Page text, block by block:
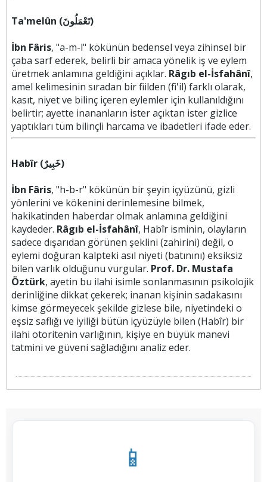
Ta'melûn (تَعْمَلُونَ)
İbn Fâris, "a-m-l" kökünün bedensel veya zihinsel bir
çaba sarf ederek, belirli bir amaca yönelik iş ve eylem
üretmek anlamına geldiğini açıklar. Râgıb el-İsfahânî,
amel kelimesinin sıradan bir fiilden (fi'il) farklı olarak,
kasıt, niyet ve bilinç içeren eylemler için kullanıldığını
belirtir; ayette inananların ister açıktan ister gizlice
yaptıkları tüm bilinçli harcama ve ibadetleri ifade eder.
Habîr (خَبِيرٌ)
İbn Fâris, "h-b-r" kökünün bir şeyin içyüzünü, gizli
yönlerini ve kökenini derinlemesine bilmek,
hakikatinden haberdar olmak anlamına geldiğini
kaydeder. Râgıb el-İsfahânî, Habîr isminin, olayların
sadece dışarıdan görünen şeklini (zahirini) değil, o
eylemi doğuran kalpteki asıl niyeti (batınını) eksiksiz
bilen varlık olduğunu vurgular. Prof. Dr. Mustafa
Öztürk, ayetin bu ilahi isimle sonlanmasının psikolojik
derinliğine dikkat çekerek; inanan kişinin sadakasını
kimse görmeyecek şekilde gizlese bile, niyetindeki o
eşsiz saflığı ve iyiliği bütün içyüzüyle bilen (Habîr) bir
ilahi otoritenin varlığının, kişiye en büyük manevi
tatmini ve güveni sağladığını analiz eder.
📱